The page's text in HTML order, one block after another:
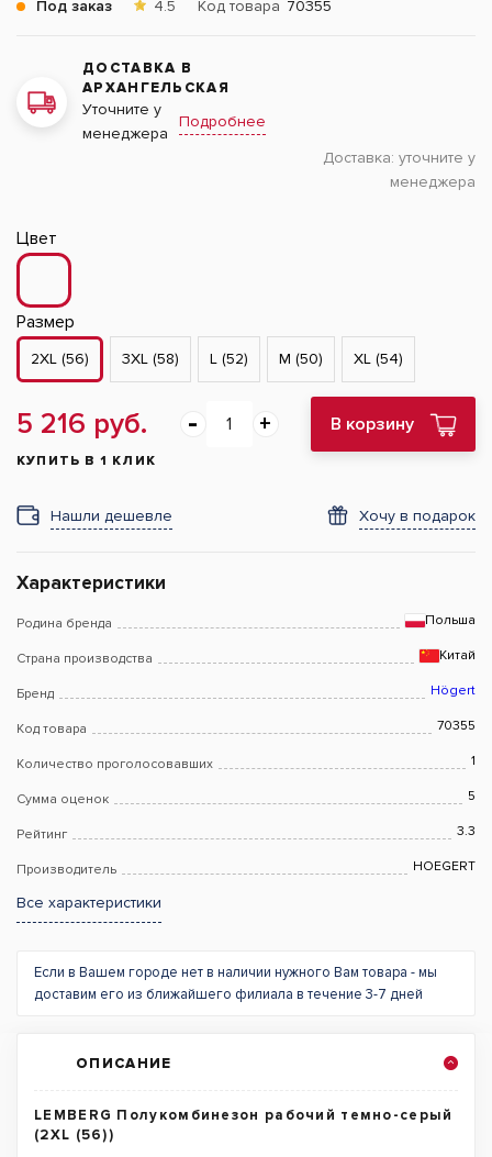
Под заказ 4.5 Код товара 70355
ДОСТАВКА В
АРХАНГЕЛЬСКАЯ
Уточните у
менеджера
Подробнее
Доставка: уточните у
менеджера
Цвет
Размер
2XL (56) 3XL (58) L (52) M (50) XL (54)
5 216 руб. В корзину
КУПИТЬ В 1 КЛИК
Нашли дешевле Хочу в подарок
Характеристики
Родина бренда Польша
Страна производства Китай
Бренд Högert
Код товара 70355
Количество проголосовавших 1
Сумма оценок 5
Рейтинг 3.3
Производитель HOEGERT
Все характеристики
Если в Вашем городе нет в наличии нужного Вам товара - мы
доставим его из ближайшего филиала в течение 3-7 дней
ОПИСАНИЕ
LEMBERG Полукомбинезон рабочий темно-серый
(2XL (56))